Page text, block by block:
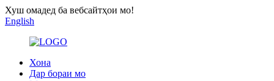
Хуш омадед ба вебсайтҳои мо!
English
Хона
Дар бораи мо